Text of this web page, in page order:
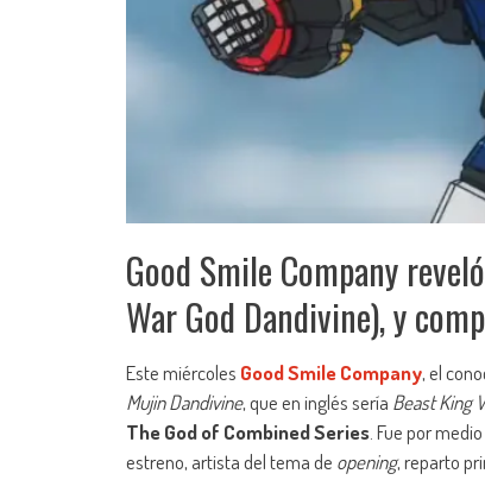
Good Smile Company
War God Dandivine), y
Este miércoles Good Smile Company, el
Mujin Dandivine, que en inglés sería Beast King
The God of Combined Series. Fue por
estreno, artista del tema de opening, reparto